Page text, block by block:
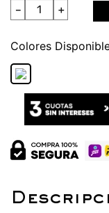
＋
－
Colores